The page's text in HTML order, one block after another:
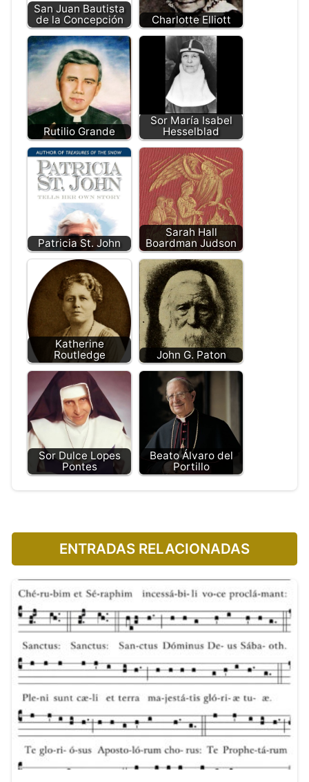
San Juan Bautista
de la Concepción
Charlotte Elliott
Rutilio Grande
Sor María Isabel
Hesselblad
Patricia St. John
Sarah Hall
Boardman Judson
Katherine
Routledge
John G. Paton
Sor Dulce Lopes
Pontes
Beato Álvaro del
Portillo
ENTRADAS RELACIONADAS